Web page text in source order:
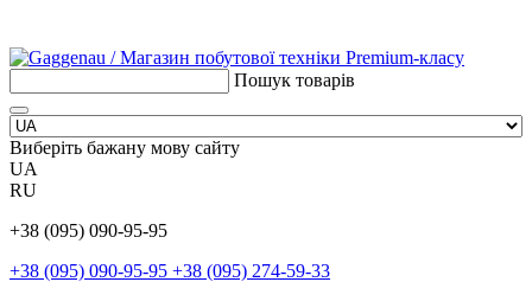
Пошук товарів
Виберіть бажану мову сайту
UA
RU
+38 (095) 090-95-95
+38 (095) 090-95-95 +38 (095) 274-59-33